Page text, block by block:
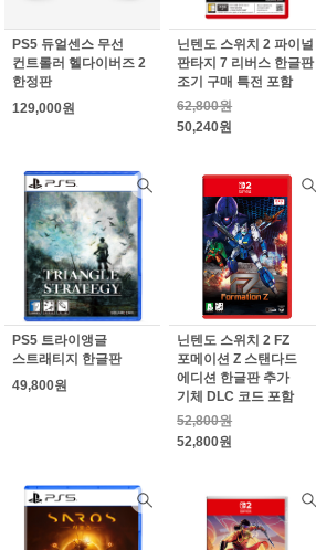
PS5 듀얼센스 무선
컨트롤러 헬다이버즈 2
한정판
129,000원
닌텐도 스위치 2 파이널
판타지 7 리버스 한글판
조기 구매 특전 포함
62,800원
50,240원
PS5 트라이앵글
스트래티지 한글판
49,800원
닌텐도 스위치 2 FZ
포메이션 Z 스탠다드
에디션 한글판 추가
기체 DLC 코드 포함
52,800원
52,800원